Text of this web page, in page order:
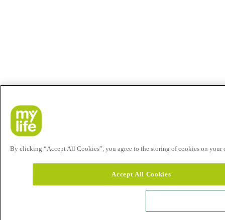
By clicking “Accept All Cookies”, you agree to the storing of cookies on your
Accept All Cookies